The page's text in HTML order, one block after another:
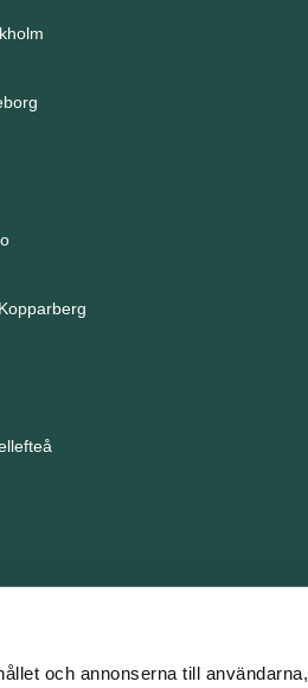
och annonserna till användarna,